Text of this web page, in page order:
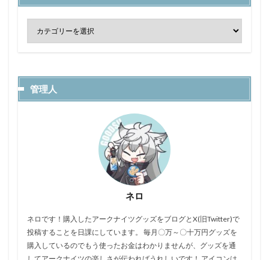
管理人
ネロ
ネロです！購入したアークナイツグッズをブログとX(旧Twitter)で
投稿することを日課にしています。 毎月〇万～〇十万円グッズを
購入しているのでもう使ったお金はわかりませんが、グッズを通